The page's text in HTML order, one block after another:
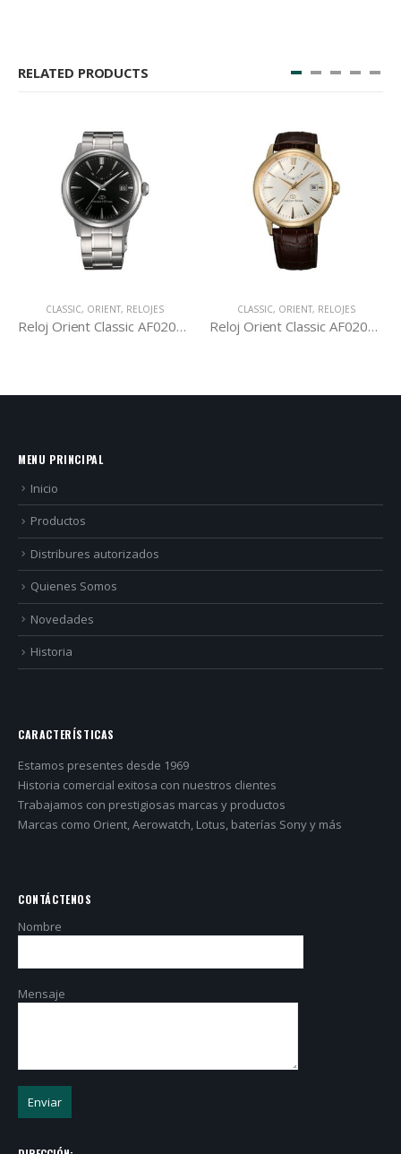
RELATED PRODUCTS
CLASSIC, ORIENT, RELOJES
Reloj Orient Classic AF02002B
CLASSIC, ORIENT, RELOJES
Reloj Orient Classic AF02001S
MENU PRINCIPAL
Inicio
Productos
Distribures autorizados
Quienes Somos
Novedades
Historia
CARACTERÍSTICAS
Estamos presentes desde 1969
Historia comercial exitosa con nuestros clientes
Trabajamos con prestigiosas marcas y productos
Marcas como Orient, Aerowatch, Lotus, baterías Sony y más
CONTÁCTENOS
Nombre
Mensaje